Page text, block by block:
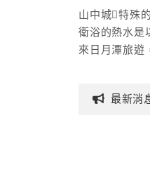
山中城特殊
衛浴的熱水是
來日月潭旅遊
最新消